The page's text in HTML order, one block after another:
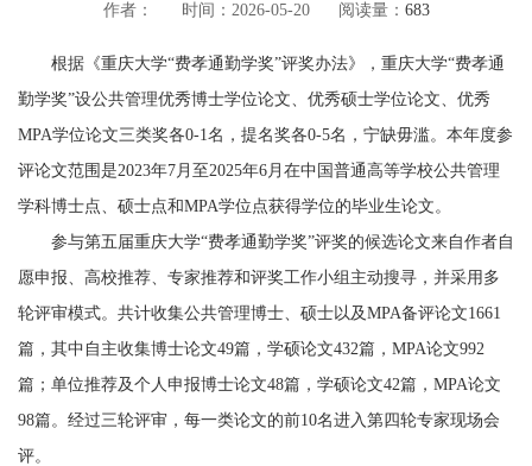
作者： 时间：2026-05-20 阅读量： 683
根据《重庆大学“费孝通勤学奖”评奖办法》，重庆大学“费孝通
勤学奖”设公共管理优秀博士学位论文、优秀硕士学位论文、优秀
MPA学位论文三类奖各0-1名，提名奖各0-5名，宁缺毋滥。本年度参
评论文范围是2023年7月至2025年6月在中国普通高等学校公共管理
学科博士点、硕士点和MPA学位点获得学位的毕业生论文。
参与第五届重庆大学“费孝通勤学奖”评奖的候选论文来自作者自
愿申报、高校推荐、专家推荐和评奖工作小组主动搜寻，并采用多
轮评审模式。共计收集公共管理博士、硕士以及MPA备评论文1661
篇，其中自主收集博士论文49篇，学硕论文432篇，MPA论文992
篇；单位推荐及个人申报博士论文48篇，学硕论文42篇，MPA论文
98篇。经过三轮评审，每一类论文的前10名进入第四轮专家现场会
评。